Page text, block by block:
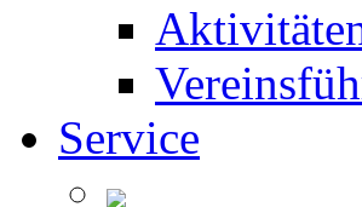
Service